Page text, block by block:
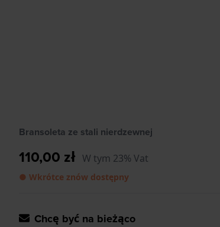
Bransoleta ze stali nierdzewnej
110,00 zł W tym 23% Vat
● Wkrótce znów dostępny
Chcę być na bieżąco